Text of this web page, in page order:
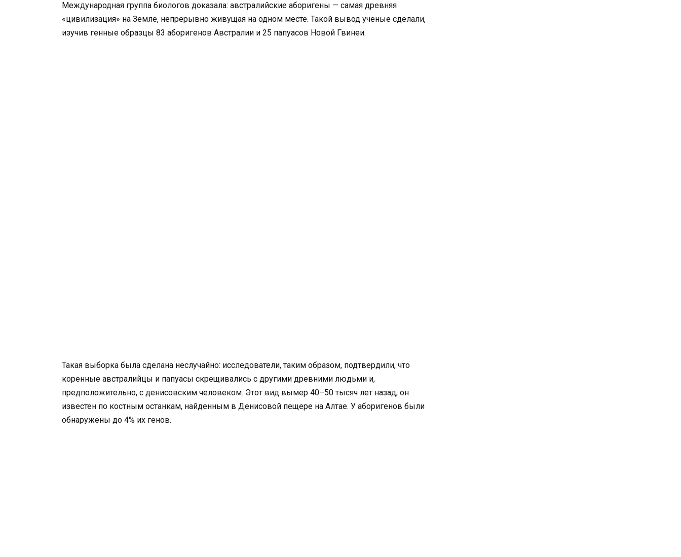
Международная группа биологов доказала: австралийские аборигены — самая древняя
«цивилизация» на Земле, непрерывно живущая на одном месте. Такой вывод ученые сделали,
изучив генные образцы 83 аборигенов Австралии и 25 папуасов Новой Гвинеи.
Такая выборка была сделана неслучайно: исследователи, таким образом, подтвердили, что
коренные австралийцы и папуасы скрещивались с другими древними людьми и,
предположительно, с денисовским человеком. Этот вид вымер 40–50 тысяч лет назад, он
известен по костным останкам, найденным в Денисовой пещере на Алтае. У аборигенов были
обнаружены до 4% их генов.